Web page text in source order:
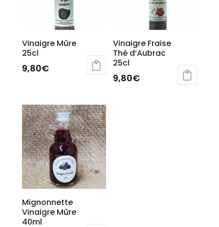
Vinaigre Mûre
25cl
9,80€
Vinaigre Fraise
Thé d’Aubrac
25cl
9,80€
Mignonnette
Vinaigre Mûre
40ml